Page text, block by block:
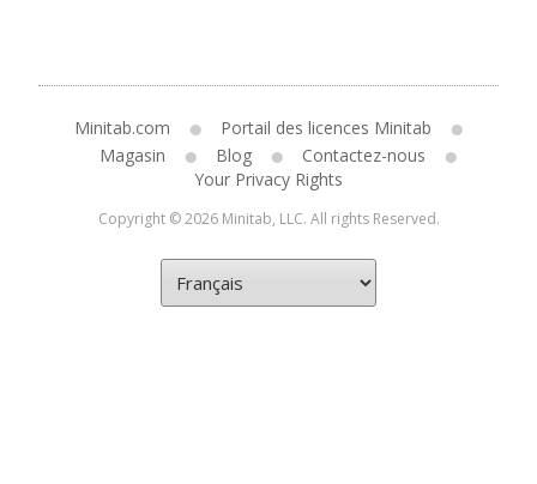
Minitab.com
Portail des licences Minitab
Magasin
Blog
Contactez-nous
Your Privacy Rights
Copyright © 2026 Minitab, LLC. All rights Reserved.